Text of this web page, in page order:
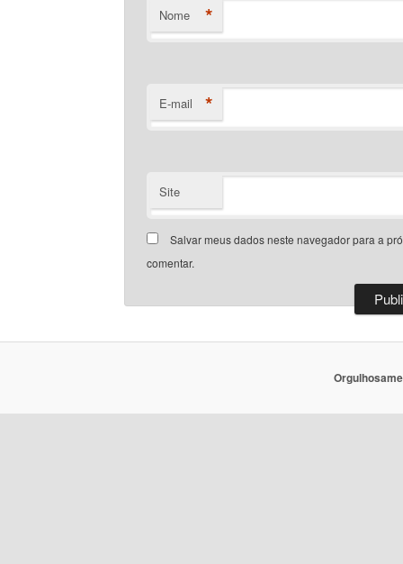
Nome *
E-mail *
Site
Salvar meus dados neste navegador para a
comentar.